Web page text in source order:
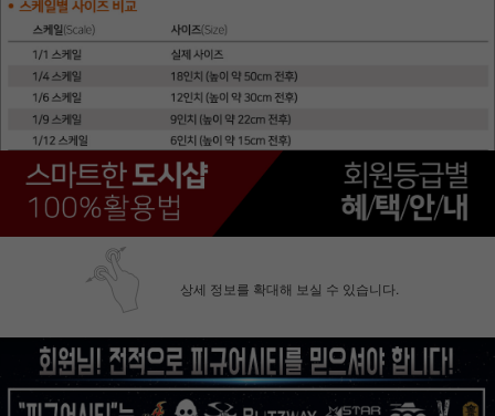
상세 정보를 확대해 보실 수 있습니다.